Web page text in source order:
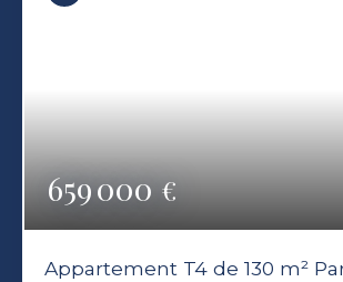
659 000€
Appartement T4 de 130 m²